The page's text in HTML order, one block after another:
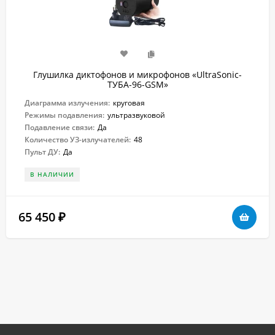
Глушилка диктофонов и микрофонов «UltraSonic-
ТУБА-96-GSM»
Диаграмма излучения: круговая
Режимы подавления: ультразвуковой
Подавление связи: Да
Количество УЗ-излучателей: 48
Пульт ДУ: Да
В НАЛИЧИИ
65 450 ₽